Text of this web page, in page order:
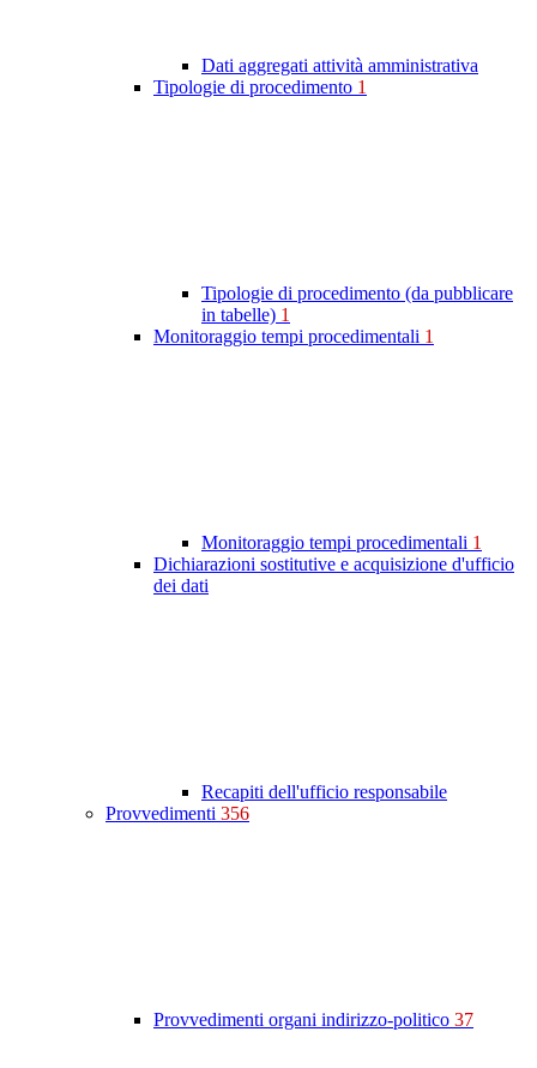
Dati aggregati attività amministrativa
Tipologie di procedimento 1
Tipologie di procedimento (da pubblicare
in tabelle) 1
Monitoraggio tempi procedimentali 1
Monitoraggio tempi procedimentali 1
Dichiarazioni sostitutive e acquisizione d'ufficio
dei dati
Recapiti dell'ufficio responsabile
Provvedimenti 356
Provvedimenti organi indirizzo-politico 37